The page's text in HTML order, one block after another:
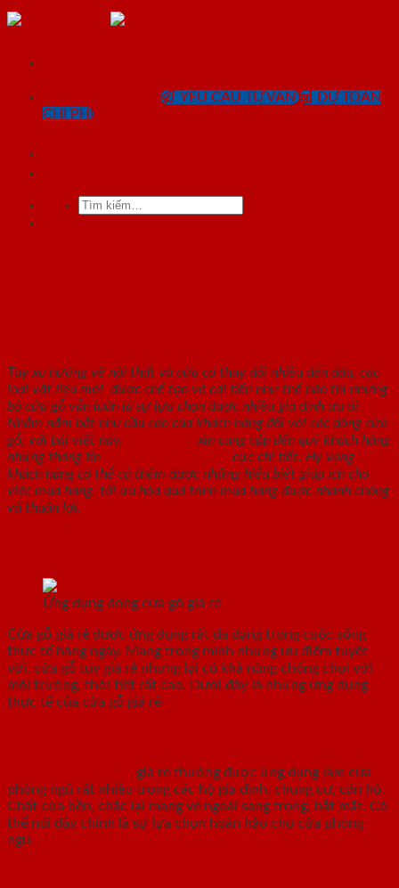
Skip
YÊU CẦU TƯ VẤN
DỰ TOÁN
CHI PHÍ
Tìm
Tuy xu hướng về nội thất và cửa có thay đổi nhiều đến đâu, các
loại vật liệu mới được chế tạo và cải tiến như thế nào thì những
bộ cửa gỗ vẫn luôn là sự lựa chọn được nhiều gia đình ưu ái.
Nhằm nắm bắt nhu cầu cao của khách hàng đối với các dòng cửa
gỗ, với bài viết này,
xin cung cấp đến quý khách hàng
những thông tin
cực chi tiết. Hy vọng
khách hàng có thể có thêm được những hiểu biết giúp ích cho
việc mua hàng, tối ưu hóa quá trình mua hàng được nhanh chóng
và thuận lợi.
Ứng dụng dòng cửa gỗ giá rẻ
Cửa gỗ giá rẻ được ứng dụng rất đa dạng trong cuộc sống
thực tế hàng ngày. Mang trong mình những ưu điểm tuyệt
vời, cửa gỗ tuy giá rẻ nhưng lại có khả năng chống chọi với
môi trường, thời tiết rất cao. Dưới đây là những ứng dụng
thực tế của cửa gỗ giá rẻ
giá rẻ thường được ứng dụng làm cửa
phòng ngủ rất nhiều trong các hộ gia đình, chung cư, căn hộ.
Chất cửa bền, chắc lại mang vẻ ngoài sang trọng, bắt mắt. Có
thể nói đây chính là sự lựa chọn hoàn hảo cho cửa phòng
ngủ.